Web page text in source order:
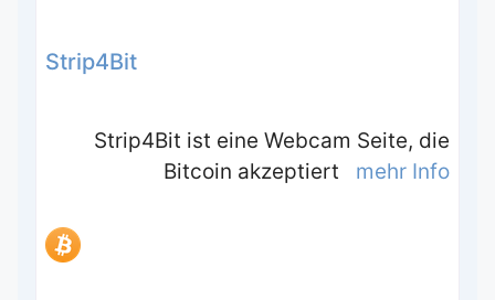
Strip4Bit
Strip4Bit ist eine Webcam Seite, die
Bitcoin akzeptiert mehr Info